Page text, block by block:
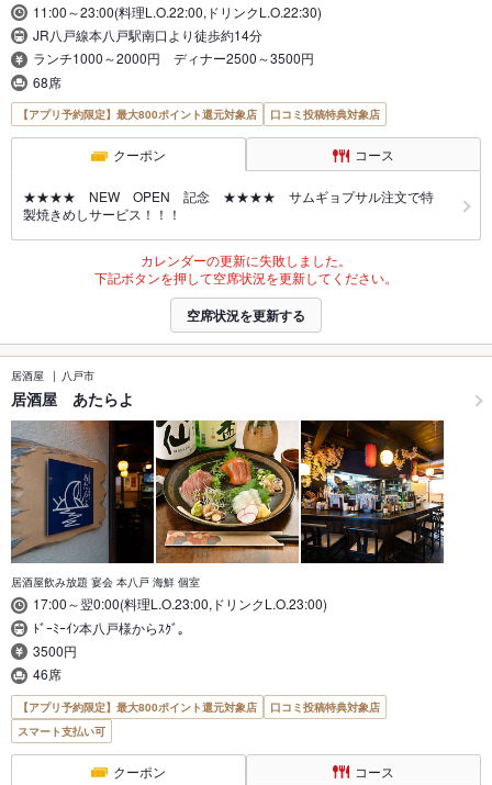
11:00～23:00(料理L.O.22:00,ドリンクL.O.22:30)
JR八戸線本八戸駅南口より徒歩約14分
ランチ1000～2000円 ディナー2500～3500円
68席
【アプリ予約限定】最大800ポイント還元対象店 口コミ投稿特典対象店
クーポン コース
★★★★ NEW OPEN 記念 ★★★★ サムギョプサル注文で特
製焼きめしサービス！！！
カレンダーの更新に失敗しました。
下記ボタンを押して空席状況を更新してください。
空席状況を更新する
居酒屋 八戸市
居酒屋 あたらよ
居酒屋飲み放題 宴会 本八戸 海鮮 個室
17:00～翌0:00(料理L.O.23:00,ドリンクL.O.23:00)
ﾄﾞｰﾐｰｲﾝ本八戸様からｽｸﾞ｡
3500円
46席
【アプリ予約限定】最大800ポイント還元対象店
口コミ投稿特典対象店
スマート支払い可
クーポン コース